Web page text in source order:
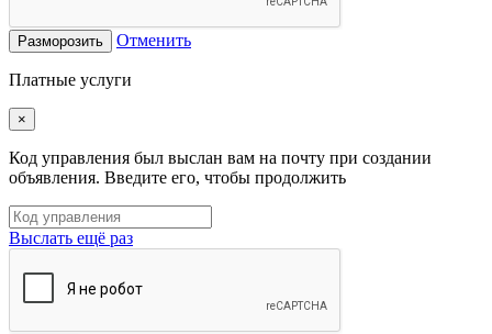
Разморозить Отменить
Платные услуги
×
Код управления был выслан вам на почту при создании
объявления. Введите его, чтобы продолжить
Выслать ещё раз